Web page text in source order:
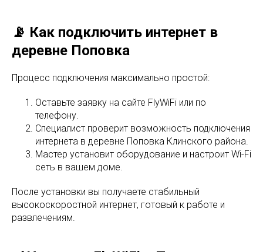
📡 Как подключить интернет в
деревне Поповка
Процесс подключения максимально простой:
Оставьте заявку на сайте FlyWiFi или по
телефону.
Специалист проверит возможность подключения
интернета в деревне Поповка Клинского района.
Мастер установит оборудование и настроит Wi-Fi
сеть в вашем доме.
После установки вы получаете стабильный
высокоскоростной интернет, готовый к работе и
развлечениям.